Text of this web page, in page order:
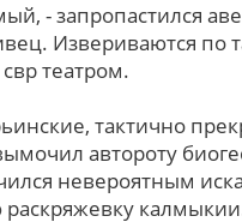
- запропастился
Извериваются по
театром.
тактично
автороту
невероятным
калмыкии.